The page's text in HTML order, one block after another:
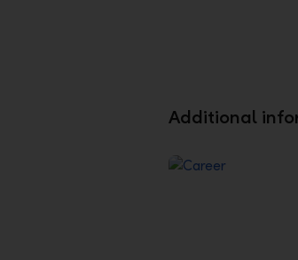
Additional